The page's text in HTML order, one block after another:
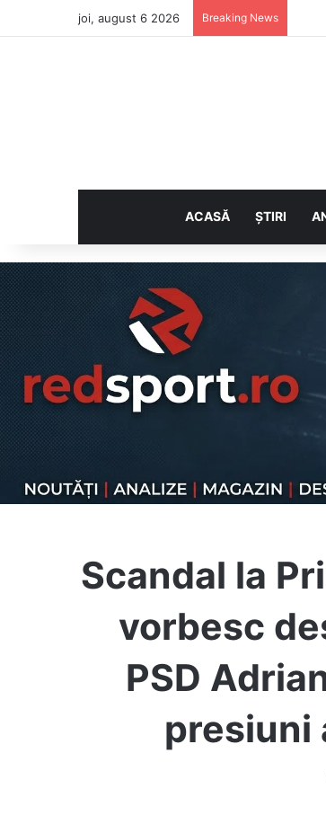
joi, august 6 2026 Breaking News
ACASĂ ȘTIRI
Scandal la
vorbesc
PSD
presiuni